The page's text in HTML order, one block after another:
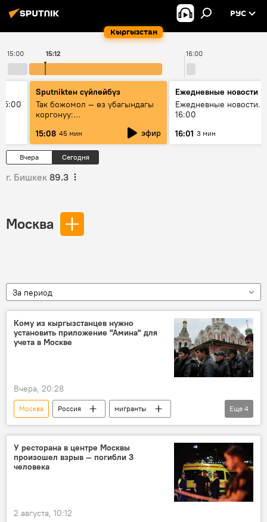
Кыргызстан
РУС
15:00 16:00
15:12
Sputnikteн сүйлөйбүз
Так божомол — өз убагындагы
коргонуу:
гидрометеорологиялык кызмат
кантип өркүндөтүлүүдө
15:08 45 мин эфир
Ежедневные новости
Ежедневные новости.
16:00
16:01 3 мин
Вчера Сегодня
г. Бишкек 89.3
Москва
За период
Кому из кыргызстанцев нужно
установить приложение "Амина" для
учета в Москве
Вчера, 20:28
Москва Россия
мигранты
трудовой мигрант
миграция
учет
Приложение "Амина"
Еще 4
У ресторана в центре Москвы
произошел взрыв — погибли 3
человека
2 августа, 10:12